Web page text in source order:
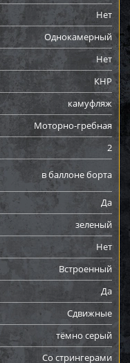
Нет
Однокамерный
Нет
КНР
камуфляж
Моторно-гребная
2
в баллоне борта
Да
зеленый
Нет
Встроенный
Да
Сдвижные
тёмно серый
Со стрингерами